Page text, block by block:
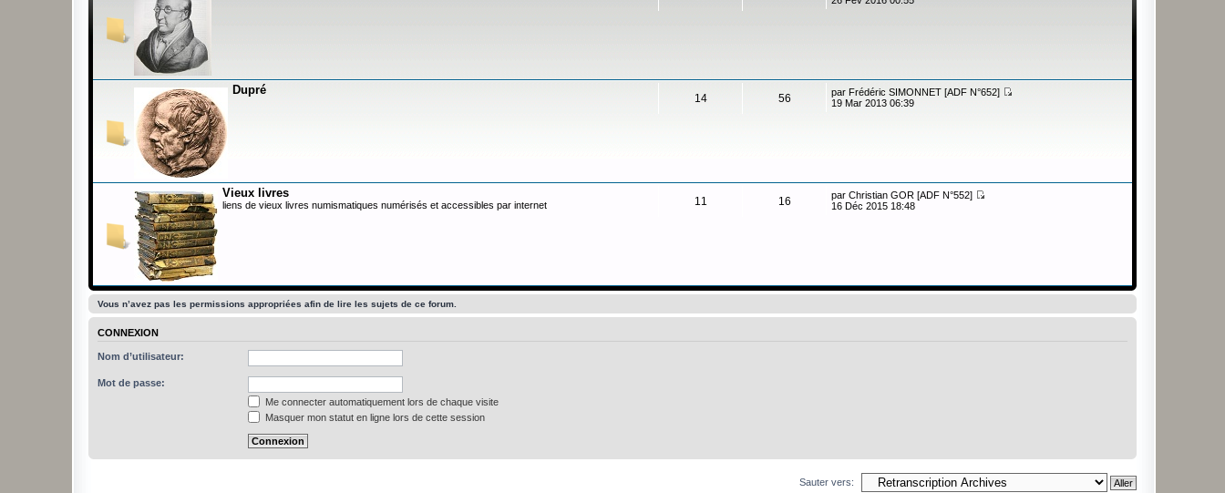
Dupré
14 56 par Frédéric SIMONNET [ADF N°652]
19 Mar 2013 06:39
Vieux livres
liens de vieux livres numismatiques numérisés et accessibles par internet 11 16 parChristian GOR [ADF N°552]
16 Déc 2015 18:48
Vous n’avez pas les permissions appropriées afin de lire les sujets de ce forum.
CONNEXION
Nom d’utilisateur:
Mot de passe:
Me connecter automatiquement lors de chaque visite
Masquer mon statut en ligne lors de cette session
Sauter vers: